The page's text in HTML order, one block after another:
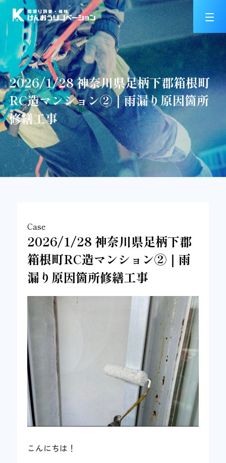
2026/1/28 神奈川県足柄下郡箱根町
RC造マンション②｜雨漏り原因箇所
修繕工事
Case
2026/1/28 神奈川県足柄下郡
箱根町RC造マンション②｜雨
漏り原因箇所修繕工事
こんにちは！